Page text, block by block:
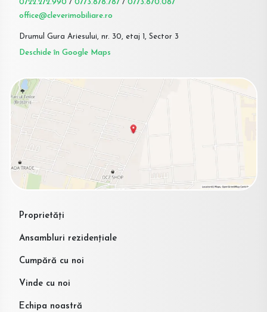
0722.272.990 / 0773.878.787 / 0773.870.087
office@cleverimobiliare.ro
Drumul Gura Ariesului, nr. 30, etaj 1, Sector 3
Deschide în Google Maps
Proprietăți
Ansambluri rezidențiale
Cumpără cu noi
Vinde cu noi
Echipa noastră